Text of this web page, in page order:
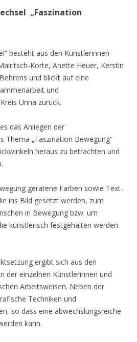
„Faszination
besteht aus den Künstlerinnen
Korte, Anette Heuer, Kerstin
und blickt auf eine
und
Unna zurück.
das Anliegen der
Thema „Faszination Bewegung“
heraus zu betrachten und
geratene Farben sowie Text-
ins Bild gesetzt werden, zum
in Bewegung bzw. um
künstlerisch festgehalten werden.
ergibt sich aus den
der einzelnen Künstlerinnen und
Arbeitsweisen. Neben der
Techniken und
so dass eine abwechslungsreiche
kann.